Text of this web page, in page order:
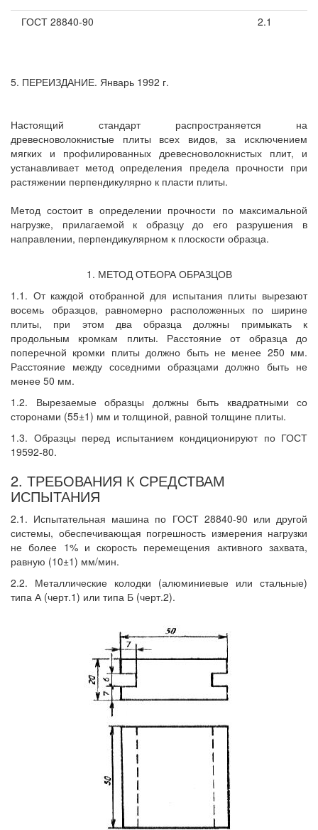
ГОСТ 28840-90 2.1
5. ПЕРЕИЗДАНИЕ. Январь 1992 г.
Настоящий стандарт распространяется на
древесноволокнистые плиты всех видов, за исключением
мягких и профилированных древесноволокнистых плит, и
устанавливает метод определения предела прочности при
растяжении перпендикулярно к пласти плиты.
Метод состоит в определении прочности по максимальной
нагрузке, прилагаемой к образцу до его разрушения в
направлении, перпендикулярном к плоскости образца.
1. МЕТОД ОТБОРА ОБРАЗЦОВ
1.1. От каждой отобранной для испытания плиты вырезают
восемь образцов, равномерно расположенных по ширине
плиты, при этом два образца должны примыкать к
продольным кромкам плиты. Расстояние от образца до
поперечной кромки плиты должно быть не менее 250 мм.
Расстояние между соседними образцами должно быть не
менее 50 мм.
1.2. Вырезаемые образцы должны быть квадратными со
сторонами (55±1) мм и толщиной, равной толщине плиты.
1.3. Образцы перед испытанием кондиционируют по ГОСТ
19592-80.
2. ТРЕБОВАНИЯ К СРЕДСТВАМ
ИСПЫТАНИЯ
2.1. Испытательная машина по ГОСТ 28840-90 или другой
системы, обеспечивающая погрешность измерения нагрузки
не более 1% и скорость перемещения активного захвата,
равную (10±1) мм/мин.
2.2. Металлические колодки (алюминиевые или стальные)
типа А (черт.1) или типа Б (черт.2).